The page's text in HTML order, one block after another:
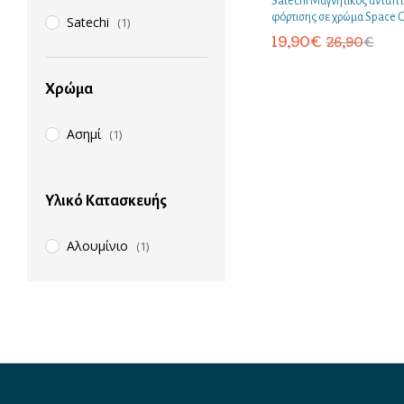
φόρτισης σε χρώμα Space
19,90€ 26,90€
Satechi (1)
Χρώμα
Ασημί (1)
Υλικό Κατασκευής
Αλουμίνιο (1)